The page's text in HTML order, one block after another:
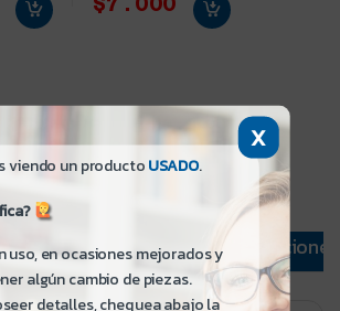
Informe de Estado Especificaciones
X
viendo un productoUSADO.
uso, en ocasiones mejorados y
algún cambio de piezas.
detalles, chequea abajo la